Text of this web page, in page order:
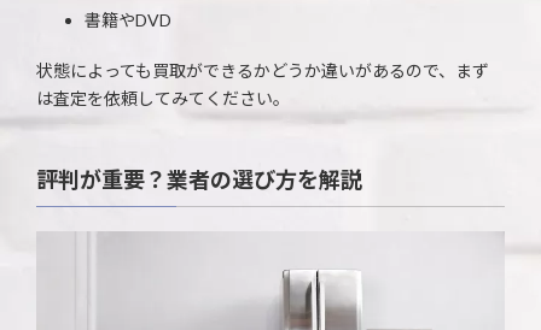
書籍やDVD
状態によっても買取ができるかどうか違いがあるので、まず
は査定を依頼してみてください。
評判が重要？業者の選び方を解説